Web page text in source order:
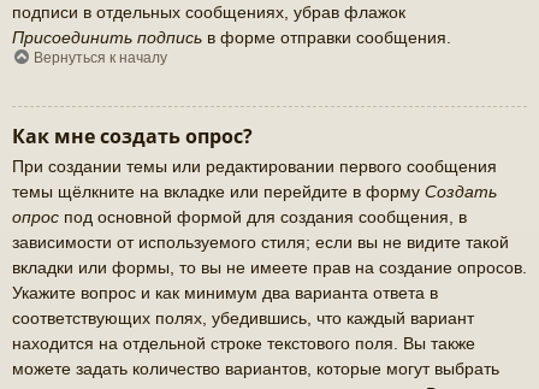
подписи в отдельных сообщениях, убрав флажок
Присоединить подпись в форме отправки сообщения.
Вернуться к началу
Как мне создать опрос?
При создании темы или редактировании первого сообщения
темы щёлкните на вкладке или перейдите в форму Создать
опрос под основной формой для создания сообщения, в
зависимости от используемого стиля; если вы не видите такой
вкладки или формы, то вы не имеете прав на создание опросов.
Укажите вопрос и как минимум два варианта ответа в
соответствующих полях, убедившись, что каждый вариант
находится на отдельной строке текстового поля. Вы также
можете задать количество вариантов, которые могут выбрать